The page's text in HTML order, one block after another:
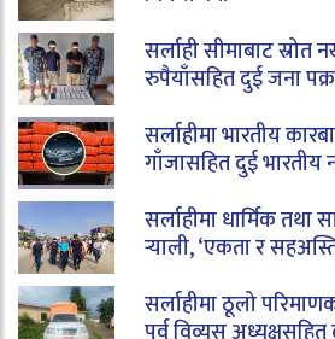
सर्लाही सीमाबाट
रुपैयाँसहित दुई जना
सर्लाहीमा भारतीय
गाँजासहित दुई भारतीय
सर्लाहीमा धार्मिक तथा
र्‍याली, ‘एकता र
सर्लाहीमा ठूलो